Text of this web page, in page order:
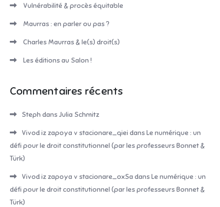
Vulnérabilité & procès équitable
Maurras : en parler ou pas ?
Charles Maurras & le(s) droit(s)
Les éditions au Salon !
Commentaires récents
Steph dansJulia Schmitz
Vivod iz zapoya v stacionare_qiei dansLe numérique : un
défi pour le droit constitutionnel (par les professeurs Bonnet &
Türk)
Vivod iz zapoya v stacionare_oxSa dansLe numérique : un
défi pour le droit constitutionnel (par les professeurs Bonnet &
Türk)